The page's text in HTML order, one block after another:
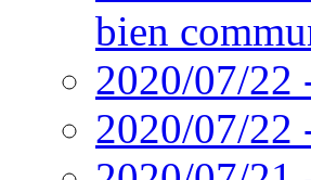
bien
2020/07/22
2020/07/22